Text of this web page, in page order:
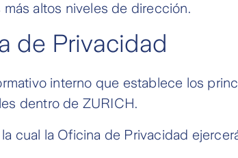
altos niveles de dirección.
de Privacidad
interno que establece los
dentro de ZURICH.
cual la Oficina de Privacidad